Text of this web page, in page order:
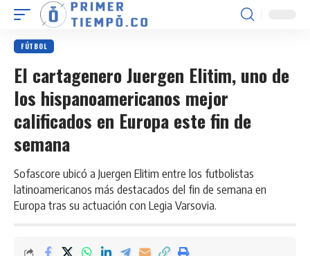
FÚTBOL
El cartagenero Juergen Elitim, uno de
los hispanoamericanos mejor
calificados en Europa este fin de
semana
Sofascore ubicó a Juergen Elitim entre los futbolistas
latinoamericanos más destacados del fin de semana en
Europa tras su actuación con Legia Varsovia.